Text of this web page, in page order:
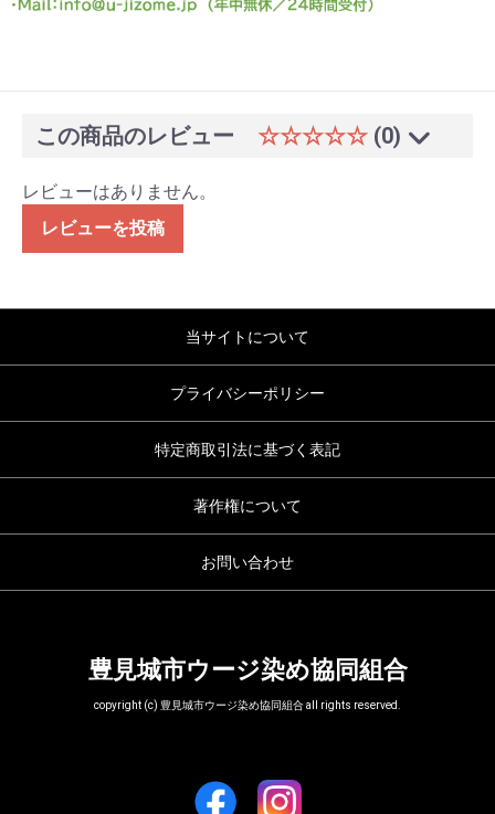
この商品のレビュー ☆☆☆☆☆ (0)
レビューはありません。
レビューを投稿
当サイトについて
プライバシーポリシー
特定商取引法に基づく表記
著作権について
お問い合わせ
豊見城市ウージ染め協同組合
copyright (c) 豊見城市ウージ染め協同組合 all rights reserved.